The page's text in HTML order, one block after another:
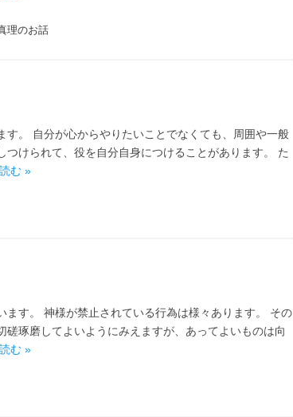
理のお話
。 自分が心からやりたいことでなくても、周囲や一般
けられて、役を自分自身につけることがあります。 た
む »
す。 神様が禁止されている行為は様々あります。 その
琢磨してよいようにみえますが、あってよいものは向
む »